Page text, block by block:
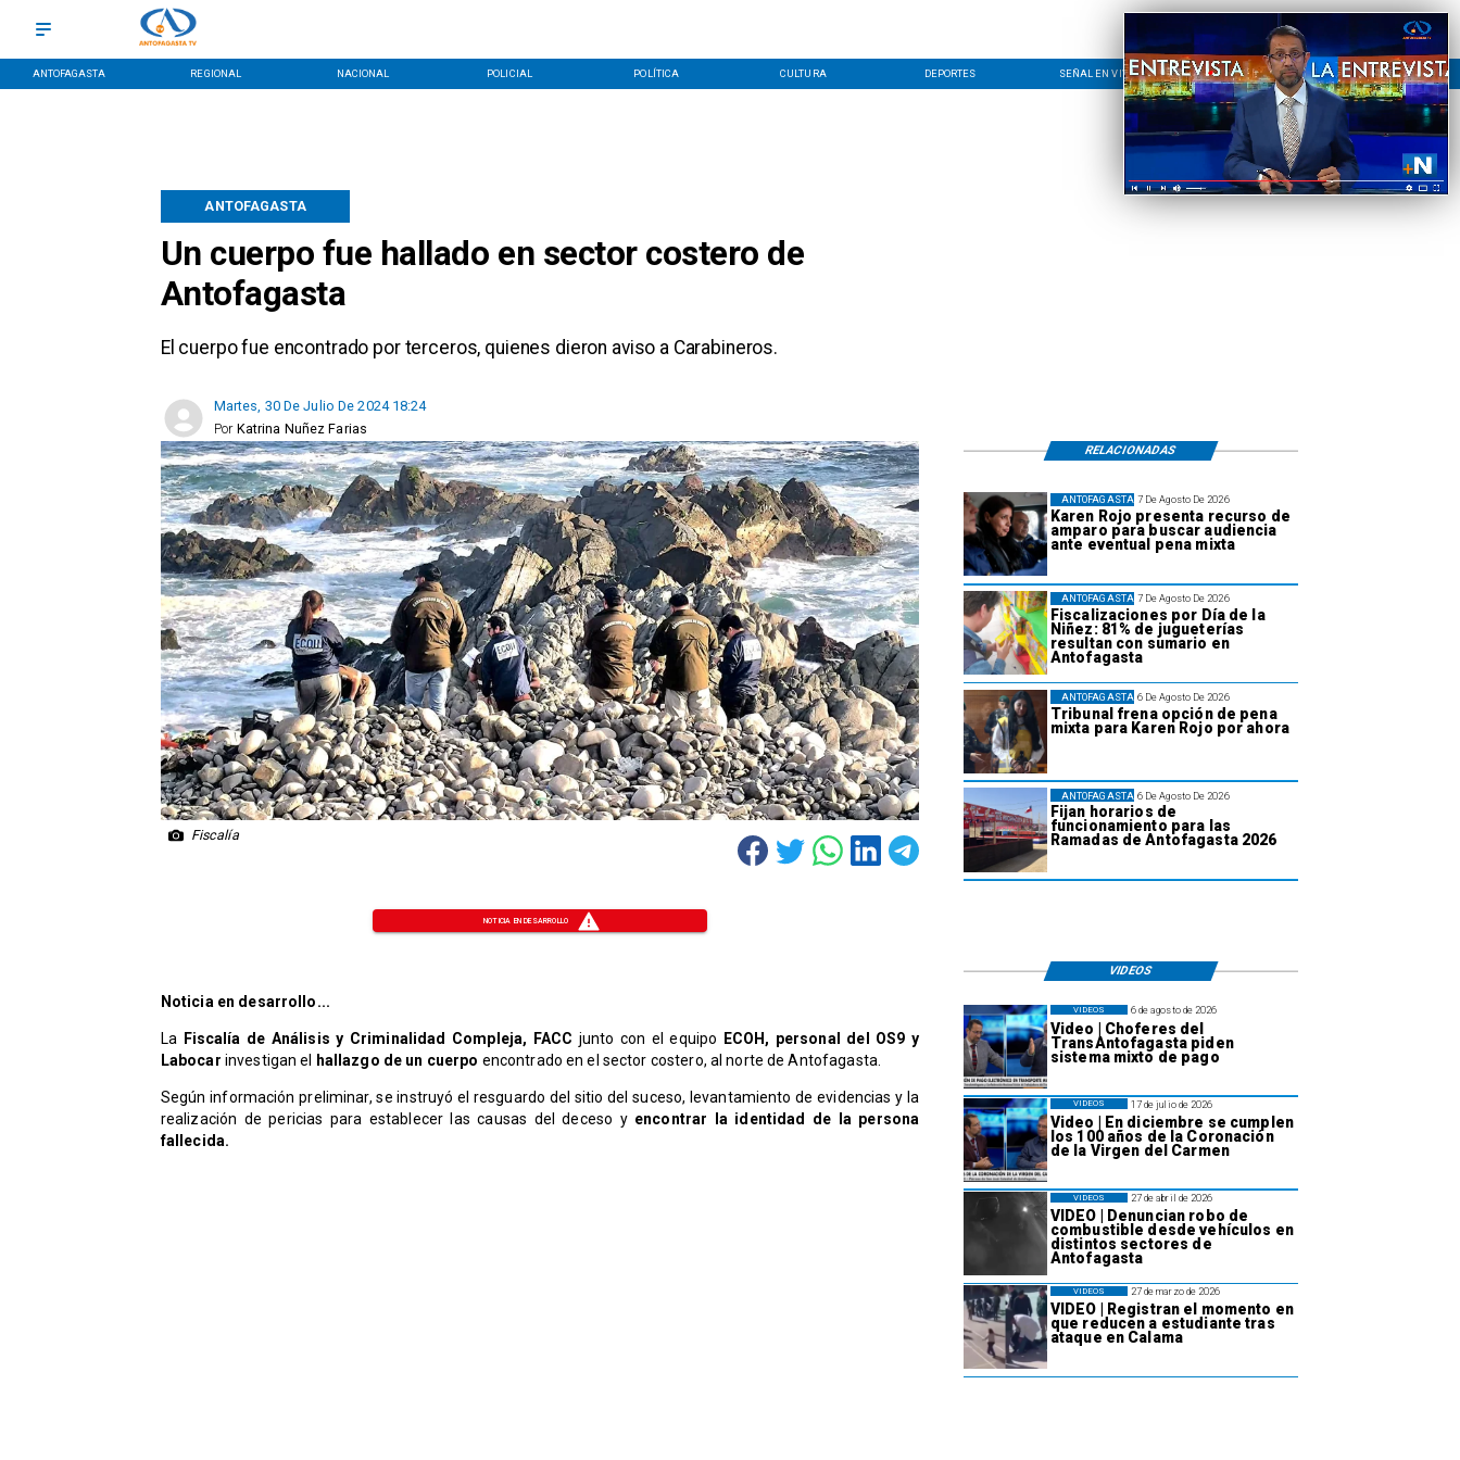
ANTOFAGASTA REGIONAL NACIONAL POLICIAL POLÍTICA CULTURA DEPORTES SEÑAL EN VIVO CONTACTO LÍNEA EDITORIAL
Un cuerpo fue hallado en sector costero de
Antofagasta
El cuerpo fue encontrado por terceros, quienes dieron aviso a Carabineros.
ANTOFAGASTA
Martes, 30 De Julio De 2024 18:24
Katrina Nuñez Farias
Por
Fiscalía
7 De Agosto De 2026
Karen Rojo presenta recurso de
amparo para buscar audiencia
ante eventual pena mixta
ANTOFAGASTA
7 De Agosto De 2026
Fiscalizaciones por Día de la
Niñez: 81% de jugueterías
resultan con sumario en
Antofagasta
ANTOFAGASTA
6 De Agosto De 2026
Tribunal frena opción de pena
mixta para Karen Rojo por ahora
ANTOFAGASTA
6 De Agosto De 2026
Fijan horarios de
funcionamiento para las
Ramadas de Antofagasta 2026
ANTOFAGASTA
RELACIONADAS
NOTICIA EN DESARROLLO
Noticia en desarrollo...
La Fiscalía de Análisis y Criminalidad Compleja, FACC junto con el equipo
ECOH, personal del OS9 y
Labocar investigan el hallazgo de un cuerpo encontrado en el sector costero, al norte de Antofagasta.
Según información preliminar, se instruyó el resguardo del sitio del suceso, levantamiento de evidencias y la
realización de pericias para establecer las causas del deceso y encontrar la identidad de la persona
fallecida.
VIDEOS
6 de agosto de 2026
Video | Choferes del
TransAntofagasta piden
sistema mixto de pago
VIDEOS
17 de julio de 2026
Video | En diciembre se cumplen
los 100 años de la Coronación
de la Virgen del Carmen
VIDEOS
27 de abril de 2026
VIDEO | Denuncian robo de
combustible desde vehículos en
distintos sectores de
Antofagasta
VIDEOS
27 de marzo de 2026
VIDEO | Registran el momento en
que reducen a estudiante tras
ataque en Calama
VIDEOS